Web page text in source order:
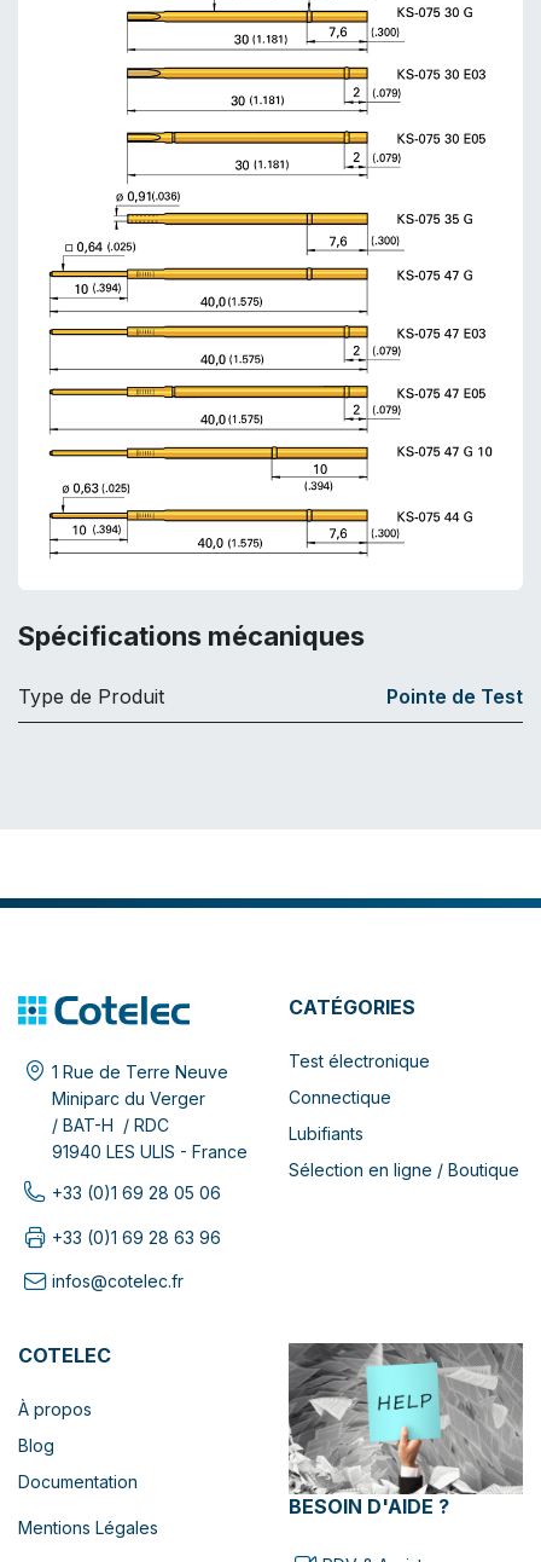
Spécifications mécaniques
Type de Produit Pointe de Test
1 Rue de Terre Neuve
Miniparc du Verger
/ BAT-H / RDC
91940 LES ULIS - France
+33 (0)1 69 28 05 06
+33 (0)1 69 28 63 96
infos@cotelec.fr
CATÉGORIES
Test électronique
Connectique
Lubifiants
Sélection en ligne / Boutique
COTELEC
À propos
Blog
Documentation
Mentions Légales
BESOIN D'AIDE ?